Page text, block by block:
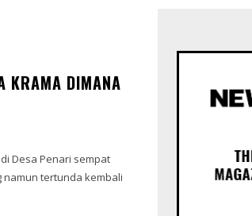
KRAMA DIMANA
Desa Penari sempat
namun tertunda kembali